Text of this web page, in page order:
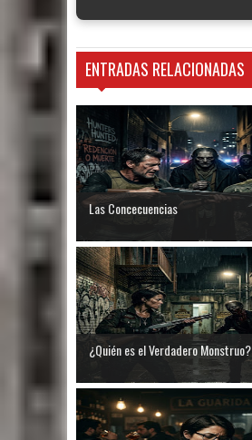
ENTRADAS RELACIONADAS
Las Concecuencias
¿Quién es el Verdadero Monstruo?